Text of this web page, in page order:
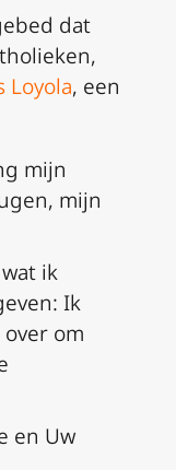
dat
Loyola, een
mijn
mijn
ik
Ik
om
en Uw